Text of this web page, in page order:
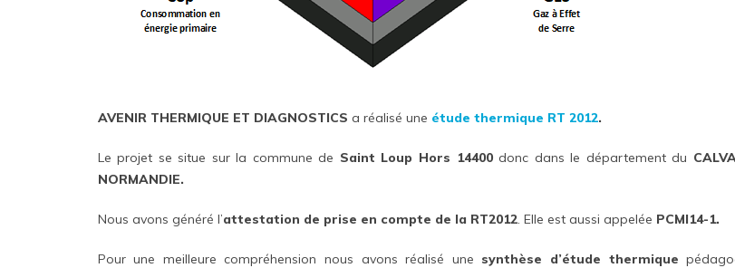
AVENIR THERMIQUE ET DIAGNOSTICS a réalisé une étude thermique RT 2012.
Le projet se situe sur la commune de Saint Loup Hors 14400donc dans le département du
NORMANDIE.
Nous avons généré l’attestation de prise en compte de la RT2012. Elle est aussi appelée PCMI14-1.
Pour une meilleure compréhension nous avons réalisé une synthèse d’étude thermique